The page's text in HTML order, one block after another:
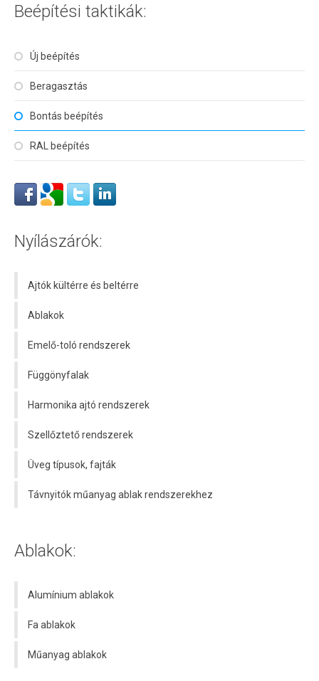
Beépítési taktikák:
Új beépítés
Beragasztás
Bontás beépítés
RAL beépítés
Nyílászárók:
Ajtók kültérre és beltérre
Ablakok
Emelő-toló rendszerek
Függönyfalak
Harmonika ajtó rendszerek
Szellőztető rendszerek
Üveg típusok, fajták
Távnyitók műanyag ablak rendszerekhez
Ablakok:
Alumínium ablakok
Fa ablakok
Műanyag ablakok